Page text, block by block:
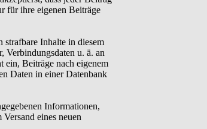
für ihre eigenen Beiträge
strafbare Inhalte in diesem
Verbindungsdaten u. ä. an
ein, Beiträge nach eigenem
Daten in einer Datenbank
Informationen,
eines neuen